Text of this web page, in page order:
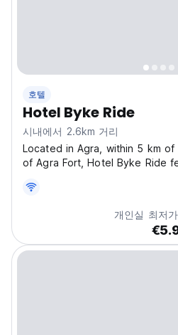
호텔
Hotel Byke Ride
시내에서 2.6km 거리
Located in Agra, within 5 km of
of Agra Fort, Hotel Byke Ride
from Mankameshwar Temple.
5 km from Mehtab Bagh and 5
개인실 최저